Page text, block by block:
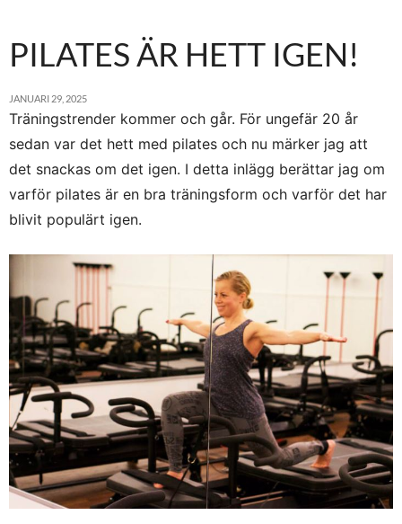
PILATES ÄR HETT IGEN!
JANUARI 29, 2025
Träningstrender kommer och går. För ungefär 20 år
sedan var det hett med pilates och nu märker jag att
det snackas om det igen. I detta inlägg berättar jag om
varför pilates är en bra träningsform och varför det har
blivit populärt igen.